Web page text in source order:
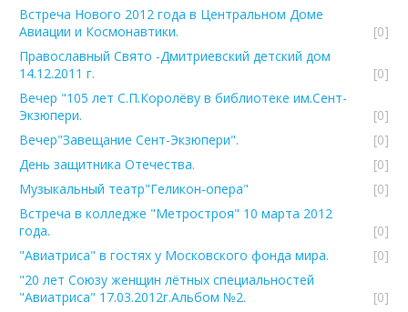
Встреча Нового 2012 года в Центральном Доме
Авиации и Космонавтики.
[0]
Православный Свято -Дмитриевский детский дом
14.12.2011 г.
[0]
Вечер "105 лет С.П.Королёву в библиотеке им.Сент-
Экзюпери.
[0]
Вечер"Завещание Сент-Экзюпери".
[0]
День защитника Отечества.
[0]
Музыкальный театр"Геликон-опера"
[0]
Встреча в колледже "Метростроя" 10 марта 2012
года.
[0]
"Авиатриса" в гостях у Московского фонда мира.
[0]
"20 лет Союзу женщин лётных специальностей
"Авиатриса" 17.03.2012г.Альбом №2.
[0]